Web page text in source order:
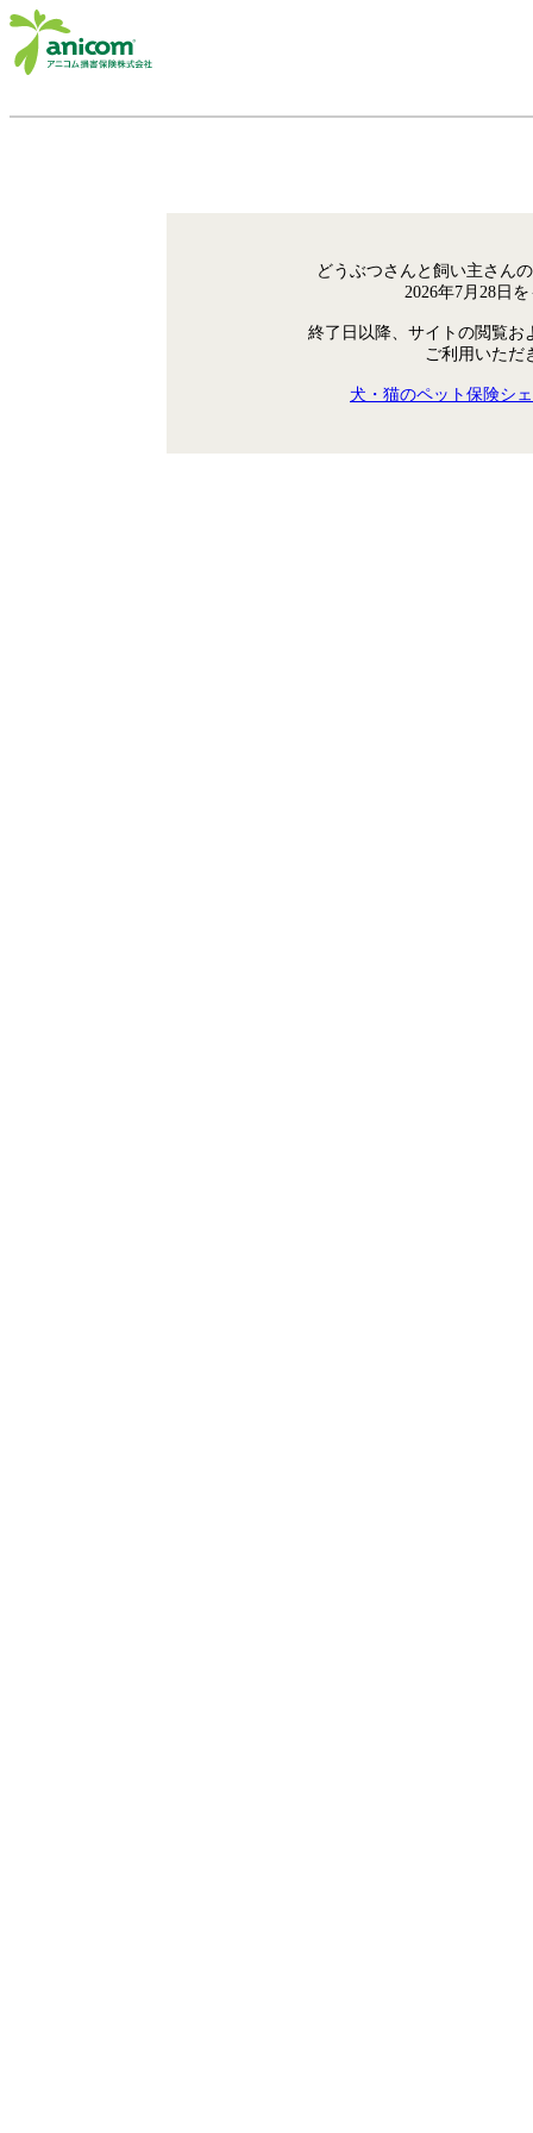
どうぶつさんと飼い主さん
2026年7月28日
終了日以降、サイトの閲覧お
ご利用いただ
犬・猫のペット保険シ